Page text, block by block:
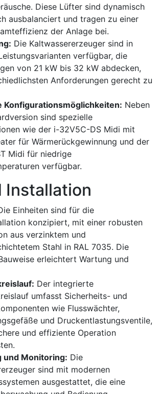
Diese Lüfter sind dynamisch
ausbalanciert und tragen zu einer
der Anlage bei.
Die Kaltwassererzeuger sind in
verfügbar, die
von 21 kW bis 32 kW abdecken,
Anforderungen gerecht zu
Konfigurationsmöglichkeiten: Neben
sind spezielle
wie der i-32V5C-DS Midi mit
für Wärmerückgewinnung und der
Midi für niedrige
verfügbar.
Installation
Einheiten sind für die
konzipiert, mit einer robusten
aus verzinktem und
Stahl in RAL 7035. Die
erleichtert Wartung und
Der integrierte
umfasst Sicherheits- und
wie Flusswächter,
und Druckentlastungsventile,
und effiziente Operation
und Monitoring: Die
sind mit modernen
ausgestattet, die eine